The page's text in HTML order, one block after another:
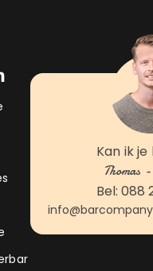
Kan ik
Thomas
Bel: 088